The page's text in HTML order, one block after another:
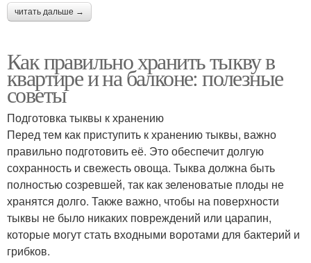
читать дальше →
Как правильно хранить тыкву в
квартире и на балконе: полезные
советы
Подготовка тыквы к хранению
Перед тем как приступить к хранению тыквы, важно
правильно подготовить её. Это обеспечит долгую
сохранность и свежесть овоща. Тыква должна быть
полностью созревшей, так как зеленоватые плоды не
хранятся долго. Также важно, чтобы на поверхности
тыквы не было никаких повреждений или царапин,
которые могут стать входными воротами для бактерий и
грибков.